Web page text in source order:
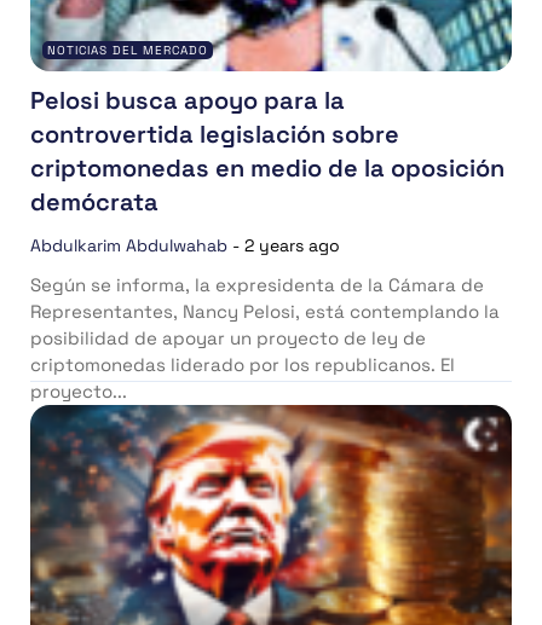
NOTICIAS DEL MERCADO
Pelosi busca apoyo para la
controvertida legislación sobre
criptomonedas en medio de la oposición
demócrata
Abdulkarim Abdulwahab - 2 years ago
Según se informa, la expresidenta de la Cámara de
Representantes, Nancy Pelosi, está contemplando la
posibilidad de apoyar un proyecto de ley de
criptomonedas liderado por los republicanos. El
proyecto...